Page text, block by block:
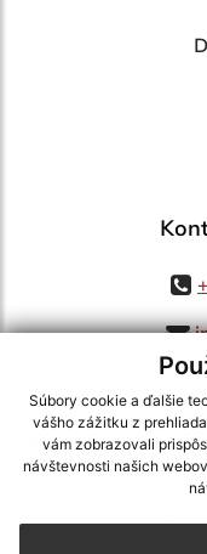
Súbory cookie a ďalšie
vášho zážitku z
vám zobrazovali
návštevnosti našich
využite možnosť
CMS systém (redakčný)